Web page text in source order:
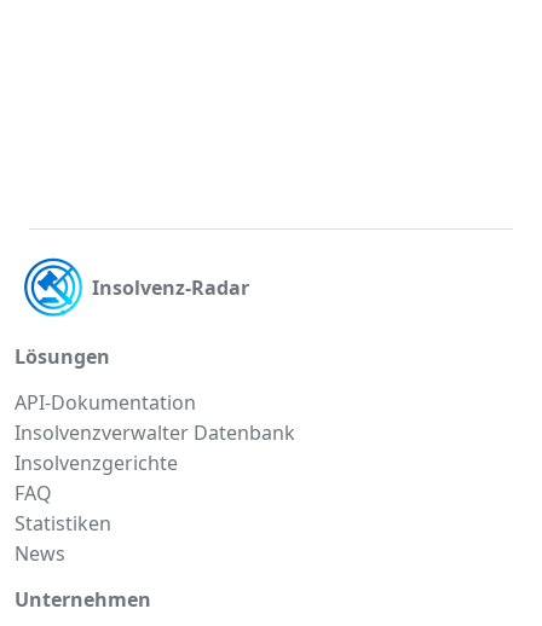
Insolvenz-Radar
Lösungen
API-Dokumentation
Insolvenzverwalter Datenbank
Insolvenzgerichte
FAQ
Statistiken
News
Unternehmen